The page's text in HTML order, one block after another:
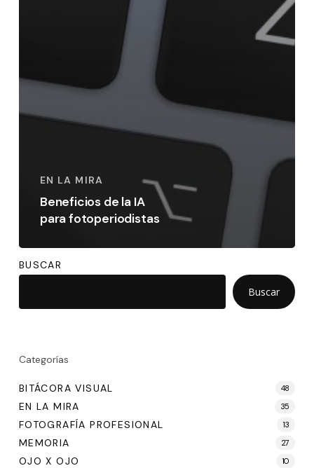
EN LA MIRA
Beneficios de la IA
para fotoperiodistas
BUSCAR
Buscar
Categorías
BITÁCORA VISUAL 48
EN LA MIRA 35
FOTOGRAFÍA PROFESIONAL 13
MEMORIA 27
OJO X OJO 10